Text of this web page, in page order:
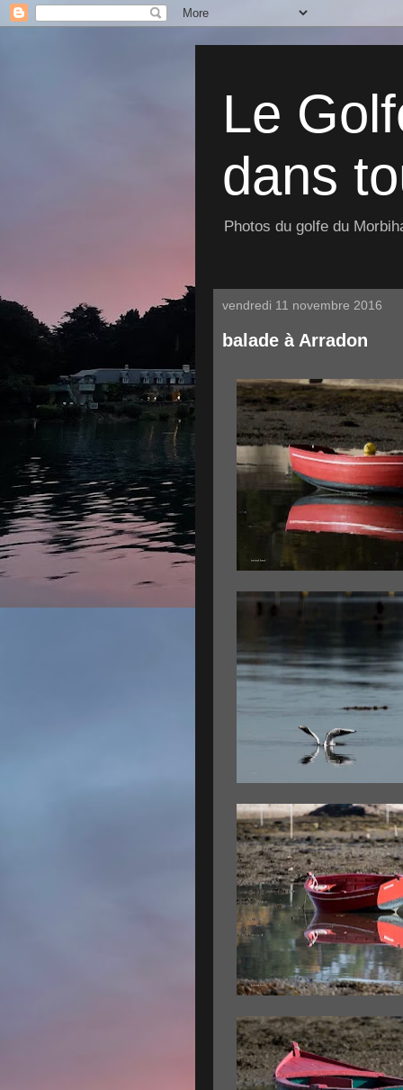
Le
dans
Photos du golfe du
vendredi 11 novembre 2016
balade à Arradon